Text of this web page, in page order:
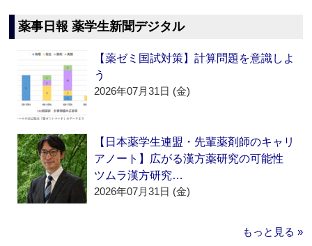
薬事日報 薬学生新聞デジタル
【薬ゼミ国試対策】計算問題を意識しよ
う
2026年07月31日 (金)
【日本薬学生連盟・先輩薬剤師のキャリ
アノート】広がる漢方薬研究の可能性
ツムラ漢方研究…
2026年07月31日 (金)
もっと見る »